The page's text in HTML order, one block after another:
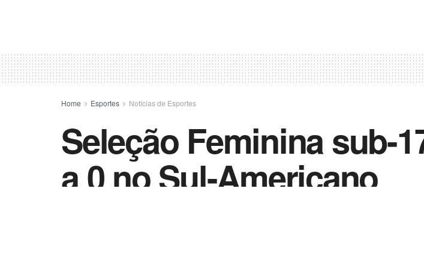
Home Esportes Notícias de Esportes
Seleção Feminina sub-
a 0 no Sul-Americano